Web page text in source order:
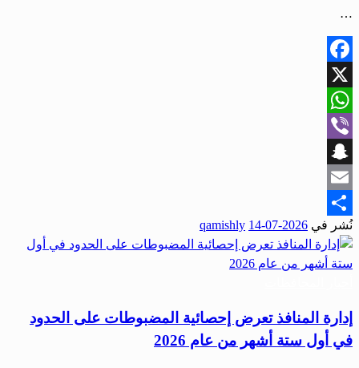
…
Facebook
X
WhatsApp
Viber
Snapchat
Email
Share
نُشر في 2026-07-14
qamishly
إدارة المنافذ تعرض إحصائية المضبوطات على الحدود
في أول ستة أشهر من عام 2026